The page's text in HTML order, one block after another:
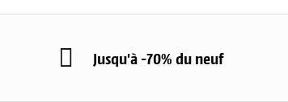
Jusqu'à -70% du neuf